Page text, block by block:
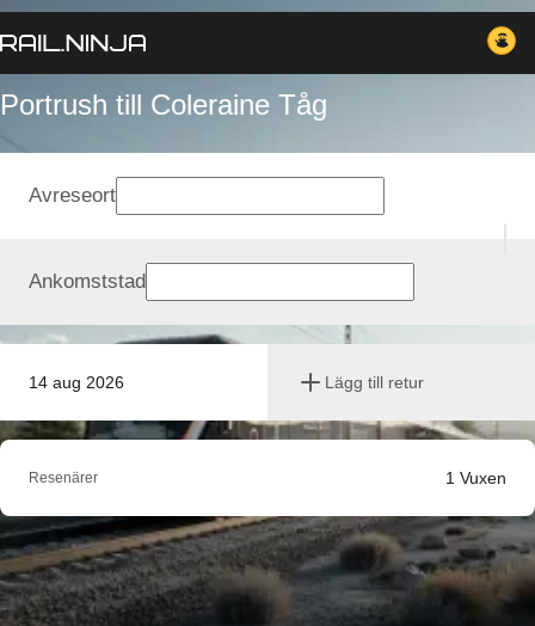
Portrush till Coleraine Tåg
14 aug 2026 Lägg till retur
Avreseort
Ankomststad
Resenärer 1 Vuxen